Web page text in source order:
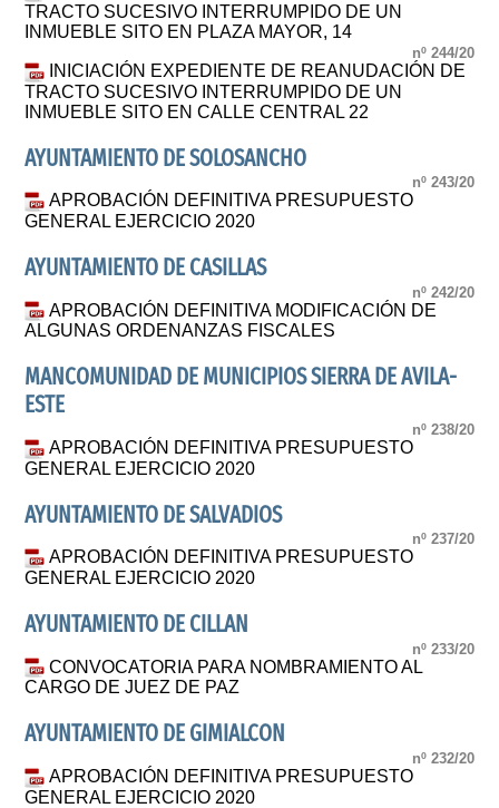
TRACTO SUCESIVO INTERRUMPIDO DE UN
INMUEBLE SITO EN PLAZA MAYOR, 14
nº 244/20
INICIACIÓN EXPEDIENTE DE REANUDACIÓN DE
TRACTO SUCESIVO INTERRUMPIDO DE UN
INMUEBLE SITO EN CALLE CENTRAL 22
AYUNTAMIENTO DE SOLOSANCHO
nº 243/20
APROBACIÓN DEFINITIVA PRESUPUESTO
GENERAL EJERCICIO 2020
AYUNTAMIENTO DE CASILLAS
nº 242/20
APROBACIÓN DEFINITIVA MODIFICACIÓN DE
ALGUNAS ORDENANZAS FISCALES
MANCOMUNIDAD DE MUNICIPIOS SIERRA DE AVILA-
ESTE
nº 238/20
APROBACIÓN DEFINITIVA PRESUPUESTO
GENERAL EJERCICIO 2020
AYUNTAMIENTO DE SALVADIOS
nº 237/20
APROBACIÓN DEFINITIVA PRESUPUESTO
GENERAL EJERCICIO 2020
AYUNTAMIENTO DE CILLAN
nº 233/20
CONVOCATORIA PARA NOMBRAMIENTO AL
CARGO DE JUEZ DE PAZ
AYUNTAMIENTO DE GIMIALCON
nº 232/20
APROBACIÓN DEFINITIVA PRESUPUESTO
GENERAL EJERCICIO 2020